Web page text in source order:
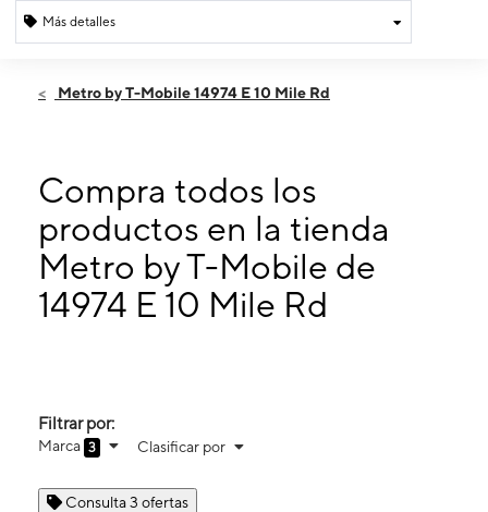
Más detalles
Sábado:10:00 a. m. a 6:00 p. m.
Miérc:
10:00 a. m. a 8:00 p. m.
Jueves: 10:00 a. m. a 8:00 p. m.
Viernes:10:00 a. m. a 8:00 p. m.
14974 E 10 Mile Rd Eastpointe, MI 48021
Metro by T-Mobile 14974 E 10 Mile Rd
Compra todos los
productos en la tienda
Metro by T-Mobile de
14974 E 10 Mile Rd
Filtrar por:
Marca 3 Clasificar por
Consulta 3 ofertas